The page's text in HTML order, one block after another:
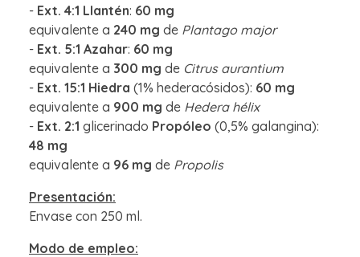
- Ext. 4:1 Llantén: 60 mg
equivalente a 240 mg de Plantago major
- Ext. 5:1 Azahar: 60 mg
equivalente a 300 mg de Citrus aurantium
- Ext. 15:1 Hiedra (1% hederacósidos): 60 mg
equivalente a 900 mg de Hedera hélix
- Ext. 2:1 glicerinado Propóleo (0,5% galangina):
48 mg
equivalente a 96 mg de Propolis
Presentación:
Envase con 250 ml.
Modo de empleo: